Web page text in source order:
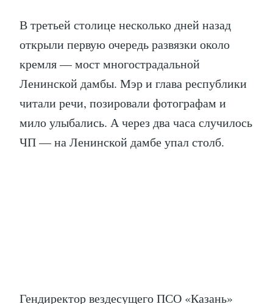
В третьей столице несколько дней назад
открыли первую очередь развязки около
кремля — мост многострадальной
Ленинской дамбы. Мэр и глава республики
читали речи, позировали фотографам и
мило улыбались. А через два часа случилось
ЧП — на Ленинской дамбе упал столб.
Гендиректор вездесущего ПСО «Казань»